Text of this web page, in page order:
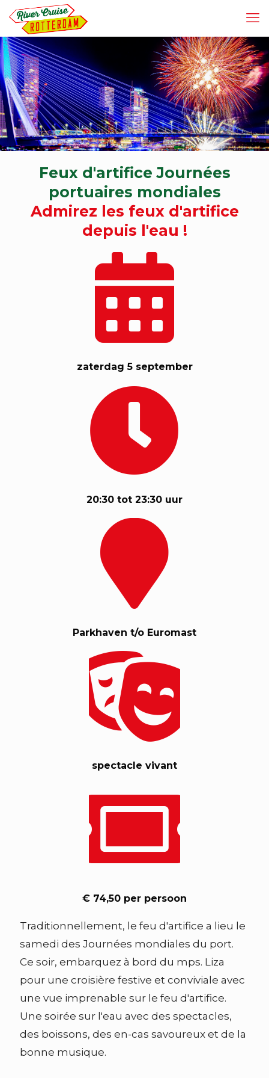
Feux d'artifice Journées
portuaires mondiales
Admirez les feux d'artifice
depuis l'eau !
zaterdag 5 september
20:30 tot 23:30 uur
Parkhaven t/o Euromast
spectacle vivant
€ 74,50 per persoon
Traditionnellement, le feu d'artifice a lieu le
samedi des Journées mondiales du port.
Ce soir, embarquez à bord du mps. Liza
pour une croisière festive et conviviale avec
une vue imprenable sur le feu d'artifice.
Une soirée sur l'eau avec des spectacles,
des boissons, des en-cas savoureux et de la
bonne musique.